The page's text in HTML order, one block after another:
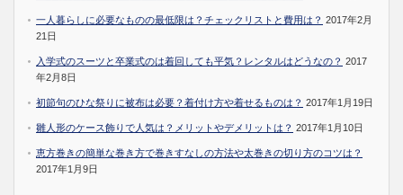
一人暮らしに必要なものの最低限は？チェックリストと費用は？ 2017年2月
21日
入学式のスーツと卒業式のは着回しても平気？レンタルはどうなの？ 2017
年2月8日
初節句のひな祭りに被布は必要？着付け方や着せるものは？ 2017年1月19日
雛人形のケース飾りで人気は？メリットやデメリットは？ 2017年1月10日
恵方巻きの簡単な巻き方で巻きすなしの方法や太巻きの切り方のコツは？
2017年1月9日